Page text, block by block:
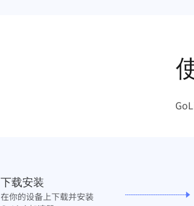
下载安装
在你的设备上下载并安装